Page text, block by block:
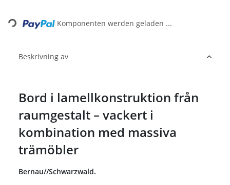
Loading... Komponenten werden geladen ...
Beskrivning av
Bord i lamellkonstruktion från
raumgestalt – vackert i
kombination med massiva
trämöbler
Bernau//Schwarzwald.